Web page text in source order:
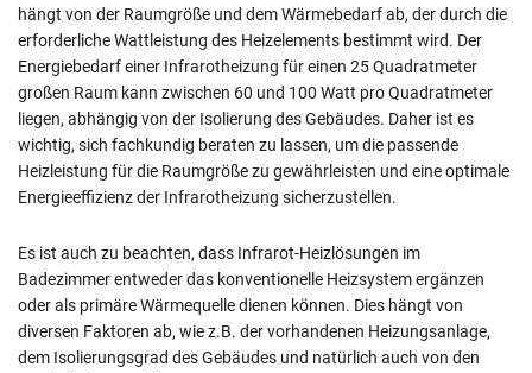
hängt von der Raumgröße und dem Wärmebedarf ab, der durch die
erforderliche Wattleistung des Heizelements bestimmt wird. Der
Energiebedarf einer Infrarotheizung für einen 25 Quadratmeter
großen Raum kann zwischen 60 und 100 Watt pro Quadratmeter
liegen, abhängig von der Isolierung des Gebäudes. Daher ist es
wichtig, sich fachkundig beraten zu lassen, um die passende
Heizleistung für die Raumgröße zu gewährleisten und eine optimale
Energieeffizienz der Infrarotheizung sicherzustellen.
Es ist auch zu beachten, dass Infrarot-Heizlösungen im
Badezimmer entweder das konventionelle Heizsystem ergänzen
oder als primäre Wärmequelle dienen können. Dies hängt von
diversen Faktoren ab, wie z.B. der vorhandenen Heizungsanlage,
dem Isolierungsgrad des Gebäudes und natürlich auch von den